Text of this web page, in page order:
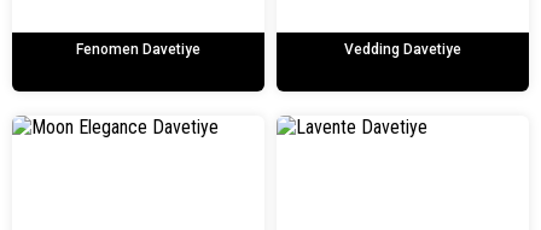
Fenomen Davetiye Vedding Davetiye